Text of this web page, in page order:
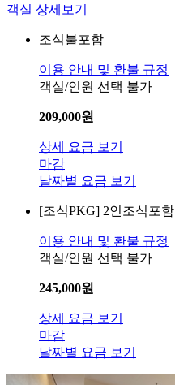
객실 상세보기
조식불포함
이용 안내 및 환불 규정
객실/인원 선택 불가
209,000원
상세 요금 보기
마감
날짜별 요금 보기
[조식PKG] 2인조식포함
이용 안내 및 환불 규정
객실/인원 선택 불가
245,000원
상세 요금 보기
마감
날짜별 요금 보기